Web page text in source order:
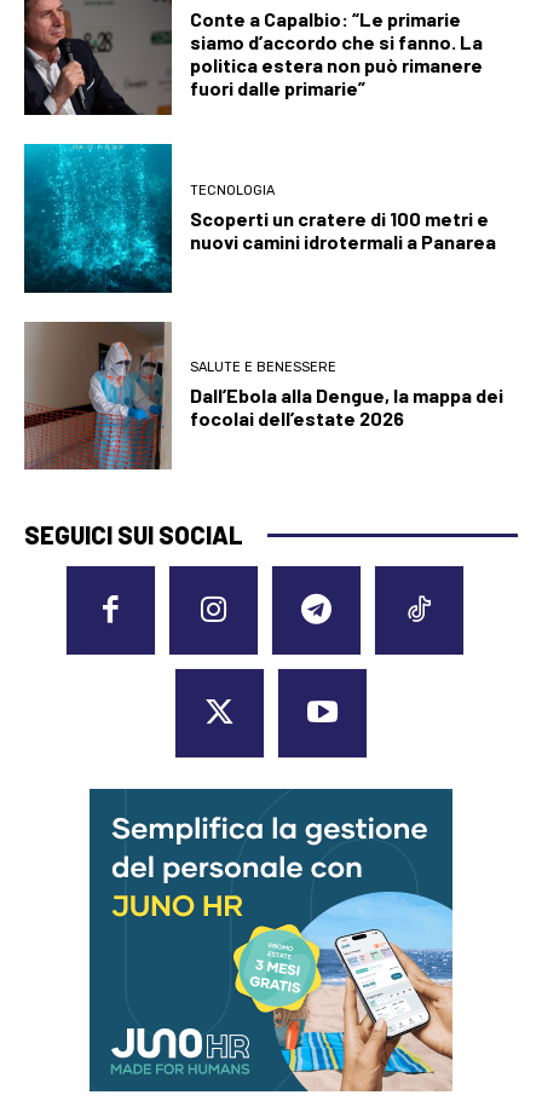
Conte a Capalbio: “Le primarie
siamo d’accordo che si fanno. La
politica estera non può rimanere
fuori dalle primarie”
TECNOLOGIA
Scoperti un cratere di 100 metri e
nuovi camini idrotermali a Panarea
SALUTE E BENESSERE
Dall’Ebola alla Dengue, la mappa dei
focolai dell’estate 2026
SEGUICI SUI SOCIAL